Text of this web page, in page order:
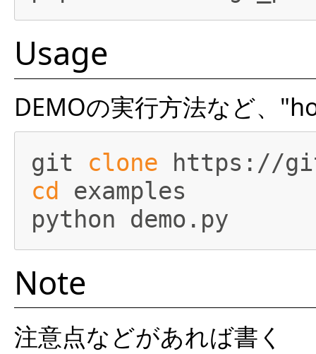
Usage
DEMOの実行方法など、
git clone
cd
examples
Note
注意点などがあれば書く